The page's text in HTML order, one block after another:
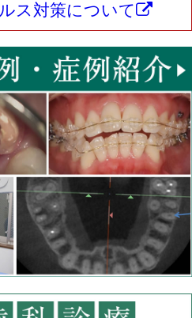
ス対策について